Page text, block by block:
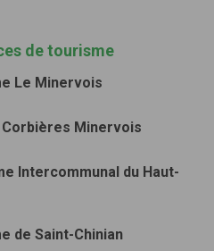
de tourisme
Le Minervois
Minervois
Intercommunal du Haut-
de Saint-Chinian